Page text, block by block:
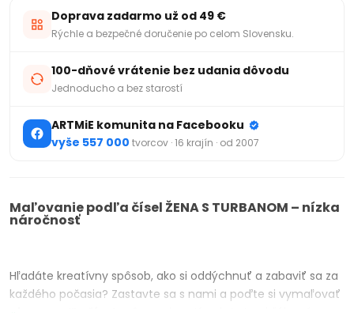
Doprava zadarmo už od 49 €
Rýchle a bezpečné doručenie po celom Slovensku.
100-dňové vrátenie bez udania dôvodu
Jednoducho a bez starostí
ARTMiE komunita na Facebooku
vyše 557 000 tvorcov · 16 krajín · od 2007
Maľovanie podľa čísel ŽENA S TURBANOM – nízka
náročnosť
Hľadáte kreatívny spôsob, ako si oddýchnuť a zabaviť sa za
každého počasia? Zastavte sa s nami a poďte si vymaľovať